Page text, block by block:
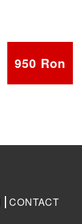
950 Ron
CONTACT